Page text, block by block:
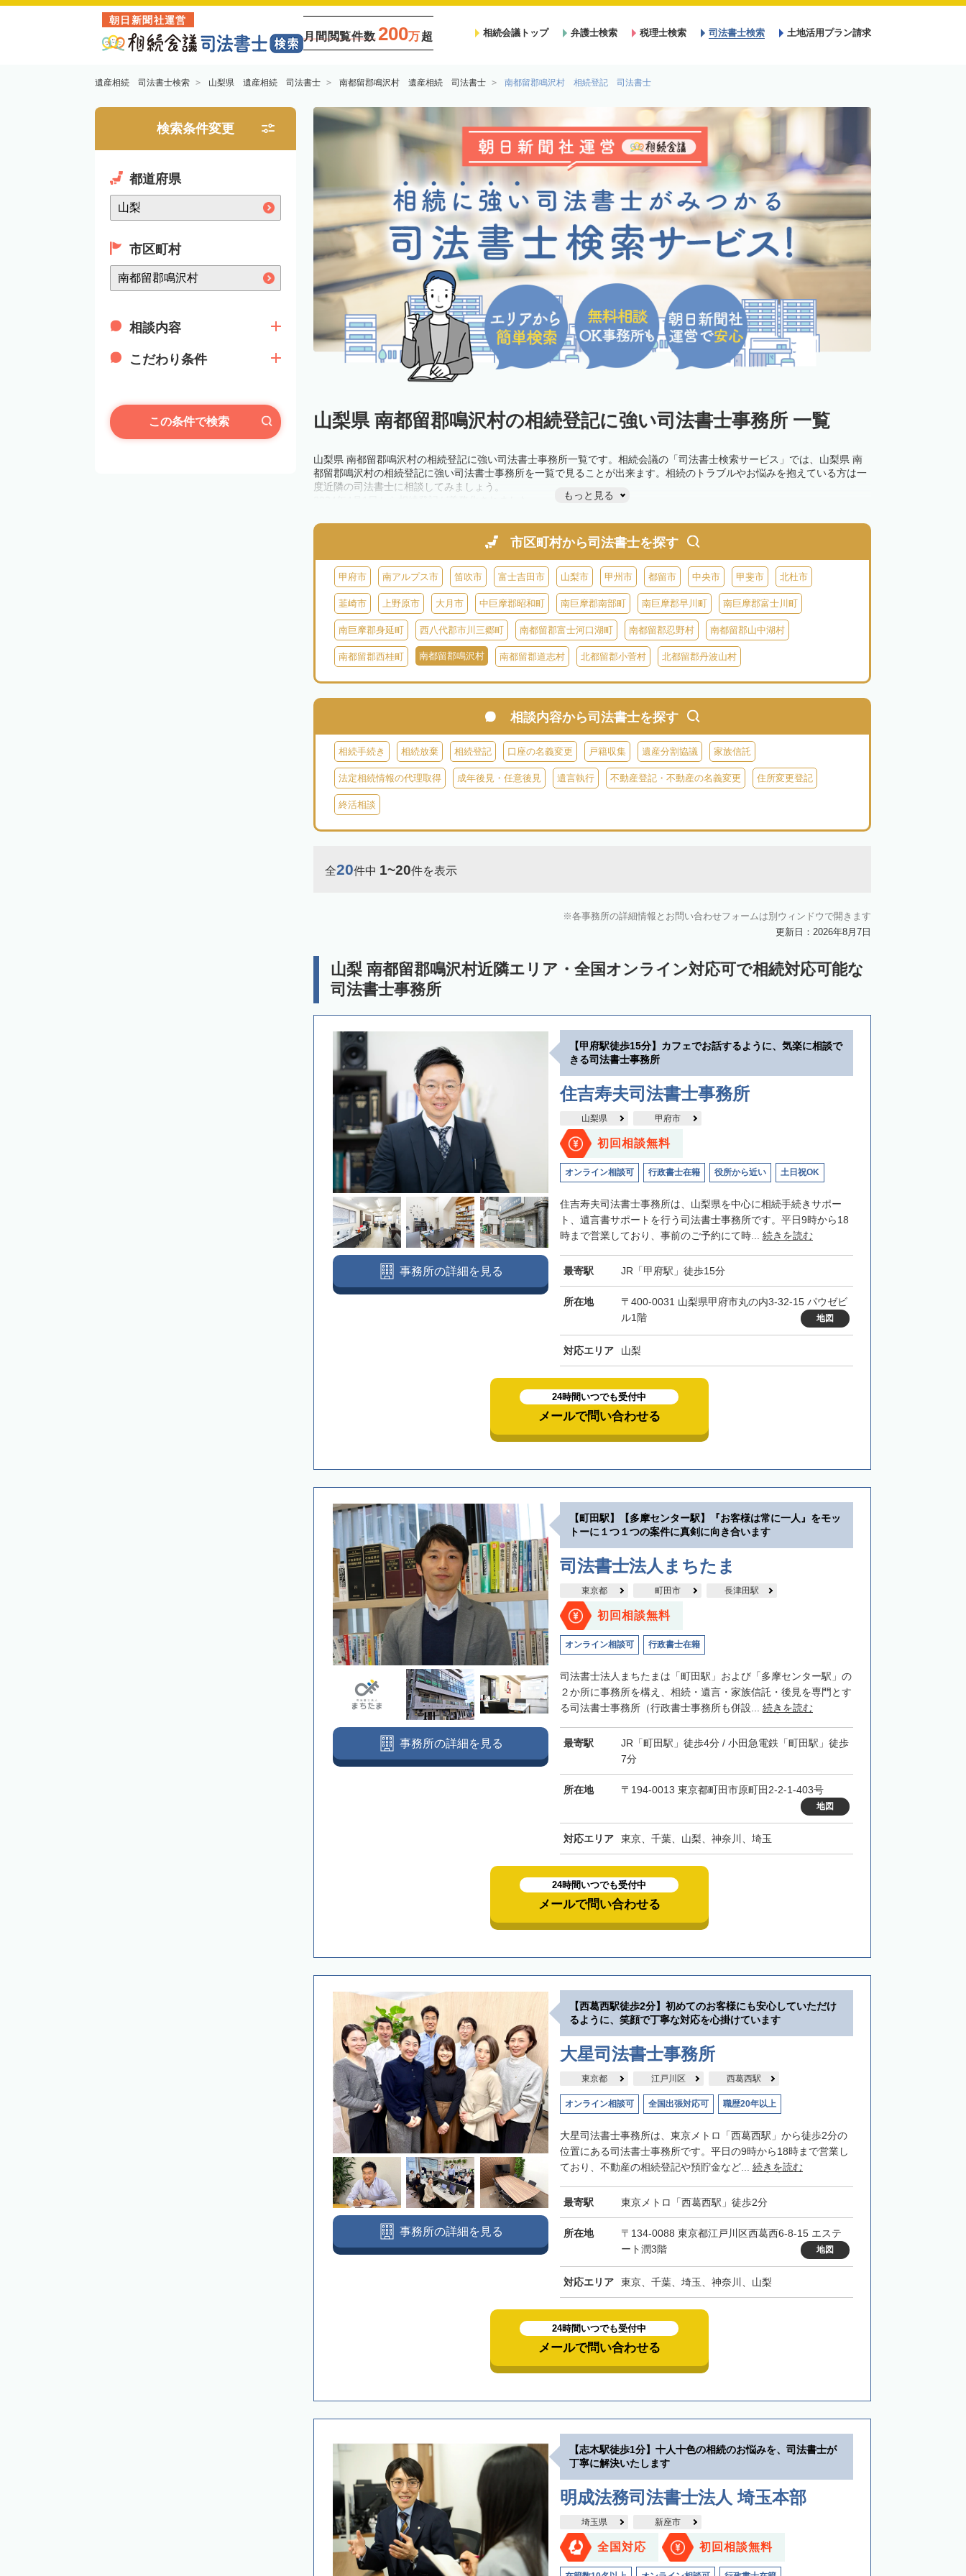
朝日新聞社運営
月間閲覧件数 200万超 相続会議トップ 弁護士検索 税理士検索 司法書士検索 土地活用プラン請求
遺産相続 司法書士検索 山梨県 遺産相続 司法書士 南都留郡鳴沢村 遺産相続 司法書士 南都留郡鳴沢村 相続登記 司法書士
検索条件変更
都道府県
市区町村
相談内容
こだわり条件
この条件で検索 山梨県 南都留郡鳴沢村の相続登記に強い司法書士事務所 一覧
山梨県 南都留郡鳴沢村の相続登記に強い司法書士事務所一覧です。相続会議の「司法書士検索サービス」では、山梨県 南
都留郡鳴沢村の相続登記に強い司法書士事務所を一覧で見ることが出来ます。相続のトラブルやお悩みを抱えている方は一
度近隣の司法書士に相談してみましょう。
きが必要です。義務化前の相続も対象となるため注意しましょう。
相続登記は法律で定められており、司法書士に依頼すれば手間を省けます。その他の相続手続きも任せることが可能です。
制度の活用を検討しましょう。司法書士への相談も可能です。
もっと見る
市区町村から司法書士を探す
甲府市 南アルプス市 笛吹市 富士吉田市 山梨市 甲州市 都留市 中央市 甲斐市 北杜市
韮崎市 上野原市 大月市 中巨摩郡昭和町 南巨摩郡南部町 南巨摩郡早川町 南巨摩郡富士川町
南巨摩郡身延町 西八代郡市川三郷町 南都留郡富士河口湖町 南都留郡忍野村 南都留郡山中湖村
南都留郡西桂町 南都留郡鳴沢村 南都留郡道志村 北都留郡小菅村 北都留郡丹波山村
相談内容から司法書士を探す
相続手続き 相続放棄 相続登記 口座の名義変更 戸籍収集 遺産分割協議 家族信託
法定相続情報の代理取得 成年後見・任意後見 遺言執行 不動産登記・不動産の名義変更 住所変更登記
終活相談
全20件中 1~20件を表示
各事務所の詳細情報とお問い合わせフォームは別ウィンドウで開きます
更新日：2026年8月7日
山梨 南都留郡鳴沢村近隣エリア・全国オンライン対応可で相続対応可能な
司法書士事務所
【甲府駅徒歩15分】カフェでお話するように、気楽に相談で
きる司法書士事務所
住吉寿夫司法書士事務所
山梨県 甲府市
初回相談無料
オンライン相談可 行政書士在籍 役所から近い 土日祝OK
住吉寿夫司法書士事務所は、山梨県を中心に相続手続きサポー
ト、遺言書サポートを行う司法書士事務所です。平日9時から18
時まで営業しており、事前のご予約にて時... 続きを読む
最寄駅 JR「甲府駅」徒歩15分
所在地
〒400-0031 山梨県甲府市丸の内3-32-15 パウゼビ
ル1階
地図
対応エリア 山梨
事務所の詳細を見る
24時間いつでも受付中
メールで問い合わせる
【町田駅】【多摩センター駅】『お客様は常に一人』をモッ
トーに１つ１つの案件に真剣に向き合います
司法書士法人まちたま
東京都 町田市 長津田駅
初回相談無料
オンライン相談可 行政書士在籍
司法書士法人まちたまは「町田駅」および「多摩センター駅」の
２か所に事務所を構え、相続・遺言・家族信託・後見を専門とす
る司法書士事務所（行政書士事務所も併設... 続きを読む
最寄駅
JR「町田駅」徒歩4分 / 小田急電鉄「町田駅」徒歩
7分
所在地 〒194-0013 東京都町田市原町田2-2-1-403号
地図
対応エリア 東京、千葉、山梨、神奈川、埼玉
事務所の詳細を見る
24時間いつでも受付中
メールで問い合わせる
【西葛西駅徒歩2分】初めてのお客様にも安心していただけ
るように、笑顔で丁寧な対応を心掛けています
大星司法書士事務所
東京都 江戸川区 西葛西駅
オンライン相談可 全国出張対応可 職歴20年以上
大星司法書士事務所は、東京メトロ「西葛西駅」から徒歩2分の
位置にある司法書士事務所です。平日の9時から18時まで営業し
ており、不動産の相続登記や預貯金など... 続きを読む
最寄駅 東京メトロ「西葛西駅」徒歩2分
所在地
〒134-0088 東京都江戸川区西葛西6-8-15 エステ
ート潤3階
地図
対応エリア 東京、千葉、埼玉、神奈川、山梨
事務所の詳細を見る
24時間いつでも受付中
メールで問い合わせる
【志木駅徒歩1分】十人十色の相続のお悩みを、司法書士が
丁寧に解決いたします
明成法務司法書士法人 埼玉本部
埼玉県 新座市
全国対応 初回相談無料